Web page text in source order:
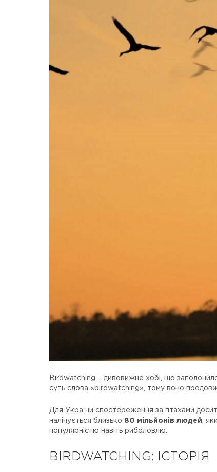
Birdwatching – дивовижне хобі, що
суть слова «birdwatching», тому воно
Для України спостереження за птахами
налічується близько 80 мільйонів людей ,
популярністю навіть риболовлю.
BIRDWATCHING: ІСТОРІЯ